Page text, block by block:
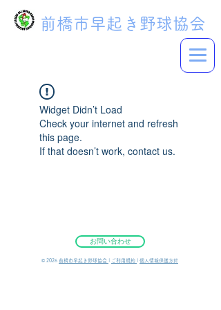
前橋市早起き野球協会
Widget Didn’t Load
Check your internet and refresh
this page.
If that doesn’t work, contact us.
お問い合わせ
©︎ 2026 前橋市早起き野球協会 ご利用規約 個人情報保護方針